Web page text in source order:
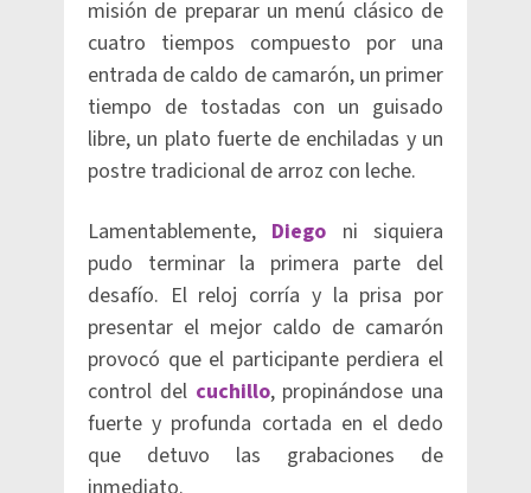
misión de preparar un menú clásico de
cuatro tiempos compuesto por una
entrada de caldo de camarón, un primer
tiempo de tostadas con un guisado
libre, un plato fuerte de enchiladas y un
postre tradicional de arroz con leche.
Lamentablemente, Diego ni siquiera
pudo terminar la primera parte del
desafío. El reloj corría y la prisa por
presentar el mejor caldo de camarón
provocó que el participante perdiera el
control del cuchillo, propinándose una
fuerte y profunda cortada en el dedo
que detuvo las grabaciones de